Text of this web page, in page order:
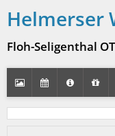
Helmerser
Floh-Seligenthal